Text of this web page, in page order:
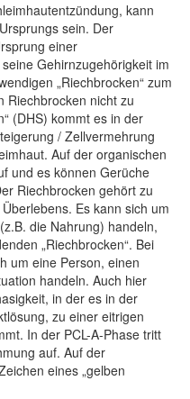
kann
sein. Der
einer
Gehirnzugehörigkeit im
„Riechbrocken“ zum
Riechbrocken nicht zu
(DHS) kommt es in der
/ Zellvermehrung
Auf der organischen
und es können Gerüche
Riechbrocken gehört zu
Es kann sich um
die Nahrung) handeln,
„Riechbrocken“. Bei
um eine Person, einen
handeln. Auch hier
in der es in der
zu einer eitrigen
In der PCL-A-Phase tritt
auf. Auf der
eines „gelben